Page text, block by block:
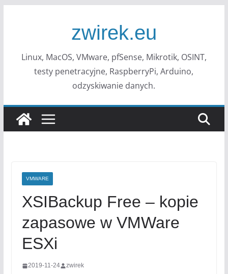
zwirek.eu
Linux, MacOS, VMware, pfSense, Mikrotik, OSINT,
testy penetracyjne, RaspberryPi, Arduino,
odzyskiwanie danych.
VMWARE
XSIBackup Free – kopie
zapasowe w VMWare
ESXi
2019-11-24 zwirek